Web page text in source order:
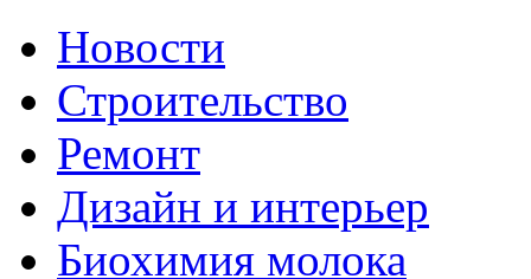
Новости
Строительство
Ремонт
Дизайн и интерьер
Биохимия молока